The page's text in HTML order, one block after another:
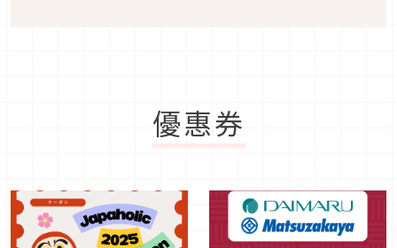
優惠券